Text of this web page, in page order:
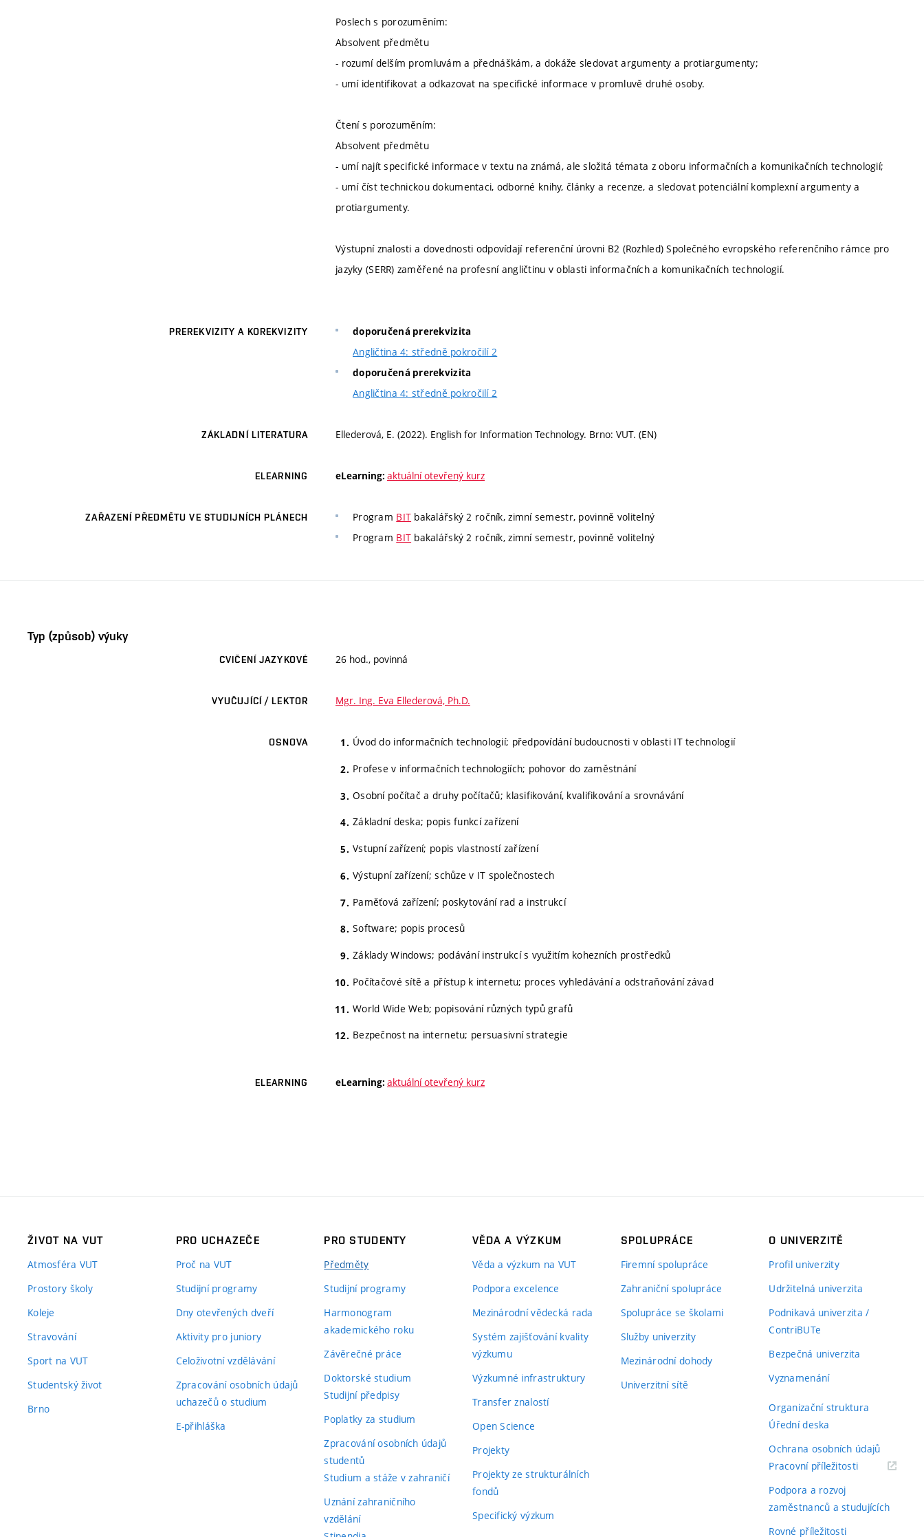
Poslech s porozuměním:
Absolvent předmětu
- rozumí delším promluvám a přednáškám, a dokáže sledovat argumenty a protiargumenty;
- umí identifikovat a odkazovat na specifické informace v promluvě druhé osoby.
Čtení s porozuměním:
Absolvent předmětu
- umí najít specifické informace v textu na známá, ale složitá témata z oboru informačních a komunikačních technologií;
- umí číst technickou dokumentaci, odborné knihy, články a recenze, a sledovat potenciální komplexní argumenty a
protiargumenty.
Výstupní znalosti a dovednosti odpovídají referenční úrovni B2 (Rozhled) Společného evropského referenčního rámce pro
jazyky (SERR) zaměřené na profesní angličtinu v oblasti informačních a komunikačních technologií.
PREREKVIZITY A KOREKVIZITY doporučená prerekvizita
Angličtina 4: středně pokročilí 2
doporučená prerekvizita
Angličtina 4: středně pokročilí 2
ZÁKLADNÍ LITERATURA Ellederová, E. (2022). English for Information Technology. Brno: VUT. (EN)
ELEARNING eLearning: aktuální otevřený kurz
ZAŘAZENÍ PŘEDMĚTU VE STUDIJNÍCH PLÁNECH Program BIT bakalářský 2 ročník, zimní semestr, povinně volitelný
Program BIT bakalářský 2 ročník, zimní semestr, povinně volitelný
Typ (způsob) výuky
CVIČENÍ JAZYKOVÉ 26 hod., povinná
VYUČUJÍCÍ / LEKTOR Mgr. Ing. Eva Ellederová, Ph.D.
OSNOVA Úvod do informačních technologií; předpovídání budoucnosti v oblasti IT technologií
Profese v informačních technologiích; pohovor do zaměstnání
Osobní počítač a druhy počítačů; klasifikování, kvalifikování a srovnávání
Základní deska; popis funkcí zařízení
Vstupní zařízení; popis vlastností zařízení
Výstupní zařízení; schůze v IT společnostech
Paměťová zařízení; poskytování rad a instrukcí
Software; popis procesů
Základy Windows; podávání instrukcí s využitím kohezních prostředků
Počítačové sítě a přístup k internetu; proces vyhledávání a odstraňování závad
World Wide Web; popisování různých typů grafů
Bezpečnost na internetu; persuasivní strategie
ELEARNING eLearning: aktuální otevřený kurz
ŽIVOT NA VUT
Atmosféra VUT
Prostory školy
Koleje
Stravování
Sport na VUT
Studentský život
Brno
PRO UCHAZEČE
Proč na VUT
Studijní programy
Dny otevřených dveří
Aktivity pro juniory
Celoživotní vzdělávání
Zpracování osobních údajů
uchazečů o studium
E-přihláška
PRO STUDENTY
Předměty
Studijní programy
Harmonogram
akademického roku
Závěrečné práce
Doktorské studium
Studijní předpisy
Poplatky za studium
Zpracování osobních údajů
studentů
Studium a stáže v zahraničí
Uznání zahraničního
vzdělání
VĚDA A VÝZKUM
Věda a výzkum na VUT
Podpora excelence
Mezinárodní vědecká rada
Systém zajišťování kvality
výzkumu
Výzkumné infrastruktury
Transfer znalostí
Open Science
Projekty
Projekty ze strukturálních
fondů
Specifický výzkum
SPOLUPRÁCE
Firemní spolupráce
Zahraniční spolupráce
Spolupráce se školami
Služby univerzity
Mezinárodní dohody
Univerzitní sítě
O UNIVERZITĚ
Profil univerzity
Udržitelná univerzita
Podnikavá univerzita /
ContriBUTe
Bezpečná univerzita
Vyznamenání
Organizační struktura
Úřední deska
Ochrana osobních údajů
Pracovní příležitosti(externí
Podpora a rozvoj
zaměstnanců a studujících
Rovné příležitosti